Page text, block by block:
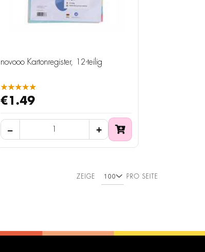
novooo Kartonregister, 12-teilig
★★★★★
€1.49
ZEIGE PRO SEITE